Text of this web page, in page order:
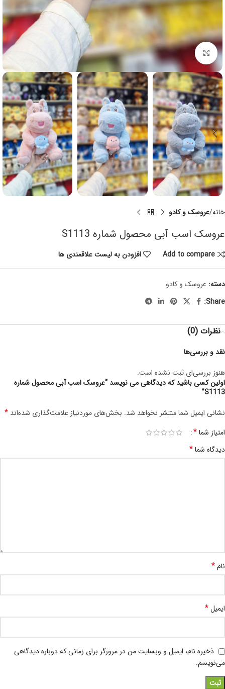
برای بزرگنمایی کلیک کنید
خانه عروسک و کادو
عروسک اسب آبی محصول شماره S1113
Add to compare افزودن به لیست علاقمندی ها
دسته: عروسک و کادو
Share:
نظرات (0)
نقد و بررسی‌ها
هنوز بررسی‌ای ثبت نشده است.
اولین کسی باشید که دیدگاهی می نویسد “عروسک اسب آبی محصول شماره
S1113”
نشانی ایمیل شما منتشر نخواهد شد. بخش‌های موردنیاز علامت‌گذاری شده‌اند *
امتیاز شما*
دیدگاه شما*
نام*
ایمیل*
ذخیره نام، ایمیل و وبسایت من در مرورگر برای زمانی که دوباره دیدگاهی
می‌نویسم.